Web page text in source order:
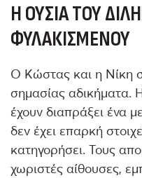
ΗΟΥΣΊΑ ΤΟΥ
ΦΥΛΑΚΙΣΜΈΝΟΥ
Ο Κώστας και η Νίκη
σημασίας αδικήματα.
έχουν διαπράξει ένα
δεν έχει επαρκή
κατηγορήσει. Τους
χωριστές αίθουσες,